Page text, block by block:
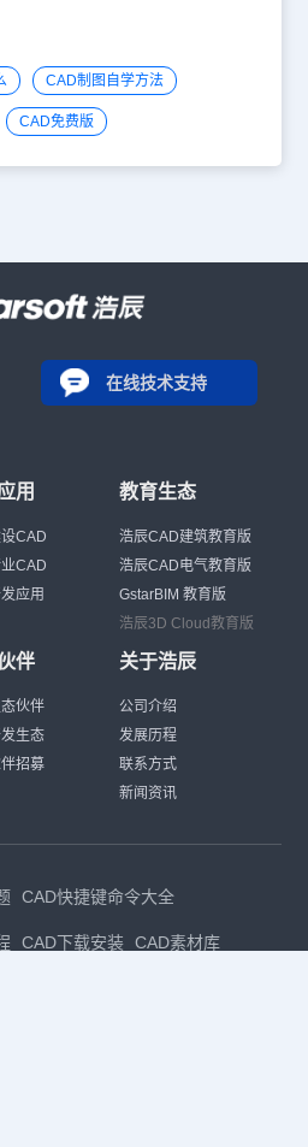
CAD制图自学方法
CAD免费版
在线技术支持
用
CAD
CAD
应用
教育生态
浩辰CAD建筑教育版
浩辰CAD电气教育版
GstarBIM 教育版
浩辰3D Cloud教育版
伴
伙伴
生态
招募
关于浩辰
公司介绍
发展历程
联系方式
新闻资讯
CAD快捷键命令大全
CAD下载安装 CAD素材库